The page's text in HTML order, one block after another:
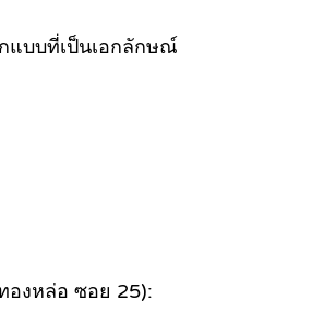
แบบที่เป็นเอกลักษณ์
องหล่อ ซอย 25):